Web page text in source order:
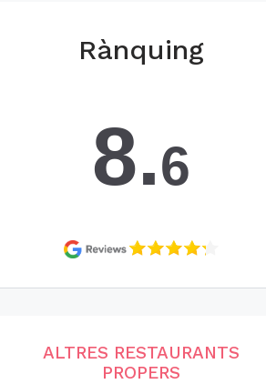
Rànquing
8.6
ALTRES RESTAURANTS
PROPERS